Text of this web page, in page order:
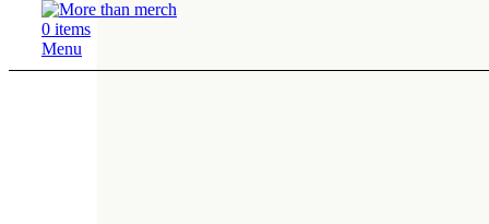
0 items
Menu